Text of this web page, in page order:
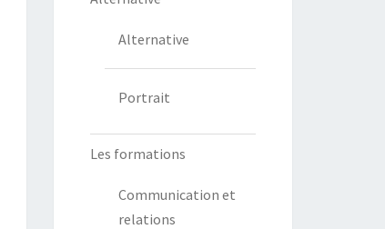
Alternative
Portrait
Les formations
Communication et
relations